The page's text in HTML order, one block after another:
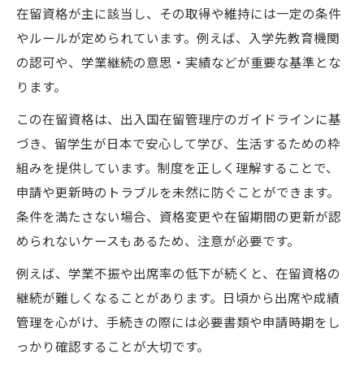
在留資格留学生のビザ更新が厳しい理由
安心して準備できる在留資格の更新方法
在留資格の更新手続きをスムーズに進める
在留資格留学で安心できる申請準備のコツ
在留資格更新時の必要書類と提出時の注意
点
在留資格留学更新時のトラブル回避方法
資格外活動許可と在留資格の関係を解説
在留資格留学でのアルバイト条件とルール
在留資格が主に該当し、その取得や維持には一定の条件
やルールが定められています。例えば、入学先教育機関
の認可や、学業継続の意思・実績などが重要な基準とな
ります。
この在留資格は、出入国在留管理庁のガイドラインに基
づき、留学生が日本で安心して学び、生活するための枠
組みを提供しています。制度を正しく理解することで、
申請や更新時のトラブルを未然に防ぐことができます。
条件を満たさない場合、資格変更や在留期間の更新が認
められないケースもあるため、注意が必要です。
例えば、学業不振や出席率の低下が続くと、在留資格の
継続が難しくなることがあります。日頃から出席や成績
管理を心がけ、手続きの際には必要書類や申請時期をし
っかり確認することが大切です。